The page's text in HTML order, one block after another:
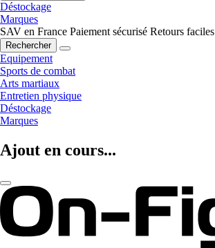
Déstockage
Marques
SAV en France Paiement sécurisé Retours faciles
Rechercher
Equipement
Sports de combat
Arts martiaux
Entretien physique
Déstockage
Marques
Ajout en cours...